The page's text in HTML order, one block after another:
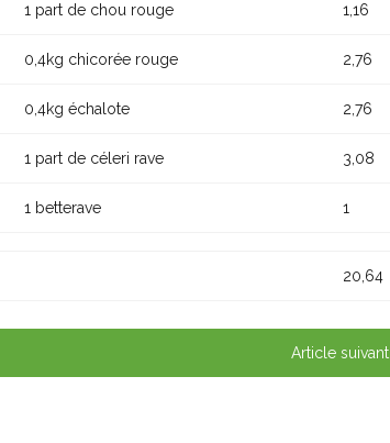
1 part de chou rouge 1,16
0,4kg chicorée rouge 2,76
0,4kg échalote 2,76
1 part de céleri rave 3,08
1 betterave 1
20,64
Article suivant